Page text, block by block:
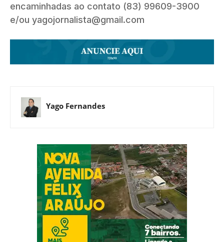
encaminhadas ao contato (83) 99609-3900
e/ou yagojornalista@gmail.com
Yago Fernandes